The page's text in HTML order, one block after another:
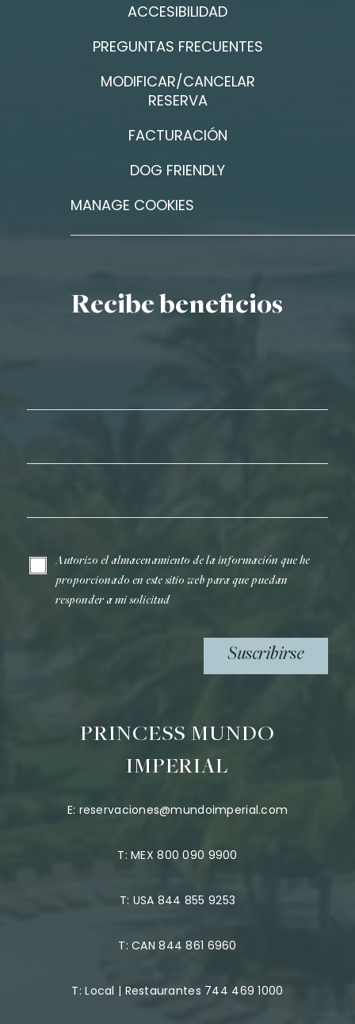
ACCESIBILIDAD
PREGUNTAS FRECUENTES
MODIFICAR/CANCELAR
RESERVA
FACTURACIÓN
DOG FRIENDLY
MANAGE COOKIES
Recibe beneficios
Autorizo el almacenamiento de la información que he
proporcionado en este sitio web para que puedan
responder a mi solicitud
Suscribirse
PRINCESS MUNDO
IMPERIAL
E: reservaciones@mundoimperial.com
T:MEX 800 090 9900
T: USA 844 855 9253
T:CAN 844 861 6960
T:Local | Restaurantes 744 469 1000